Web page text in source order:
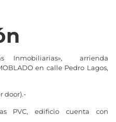
Inmobiliarias», arrienda
en calle Pedro Lagos,
door).-
PVC, edificio cuenta con